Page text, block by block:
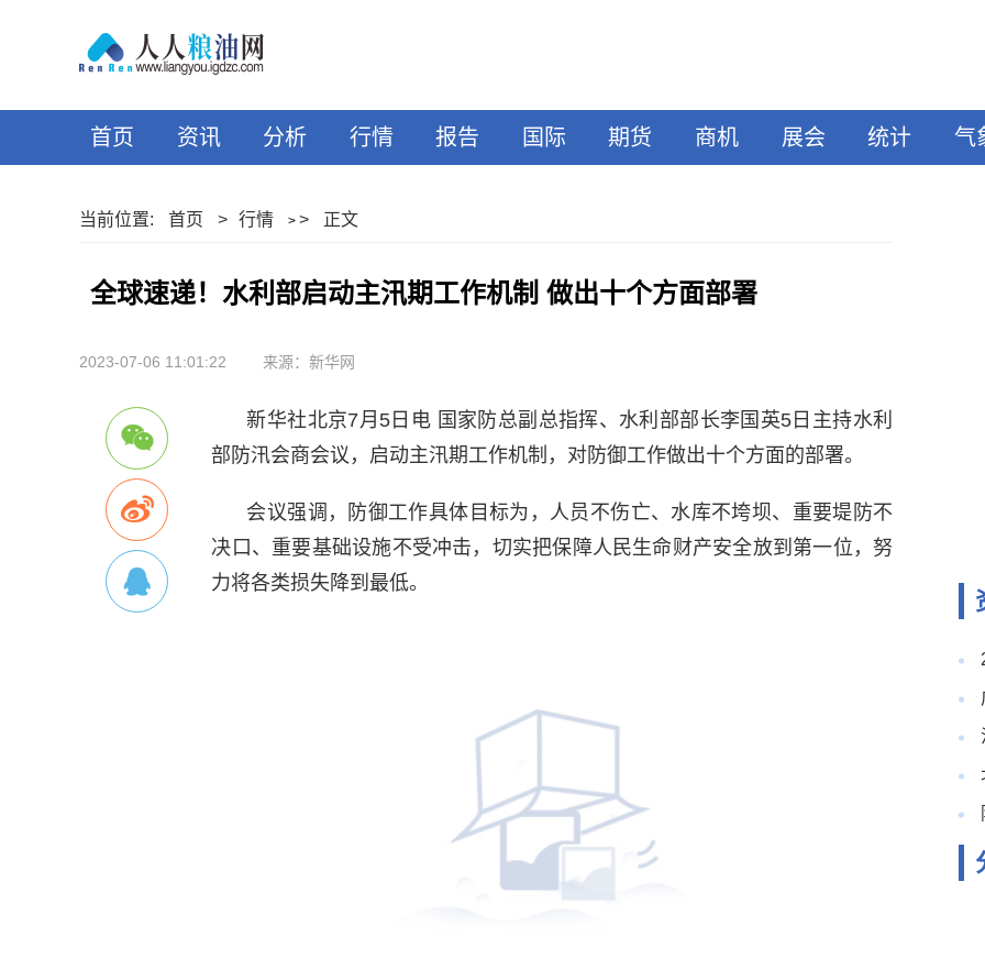
首页 资讯 分析 行情 报告 国际 期货 商机 展会 统计 气
当前位置: 首页 > 行情 > > 正文
全球速递！水利部启动主汛期工作机制 做出十个方面部署
2023-07-06 11:01:22 来源：新华网
新华社北京7月5日电 国家防总副总指挥、水利部部长李国英5日主持水利
部防汛会商会议，启动主汛期工作机制，对防御工作做出十个方面的部署。
会议强调，防御工作具体目标为，人员不伤亡、水库不垮坝、重要堤防不
决口、重要基础设施不受冲击，切实把保障人民生命财产安全放到第一位，努
力将各类损失降到最低。